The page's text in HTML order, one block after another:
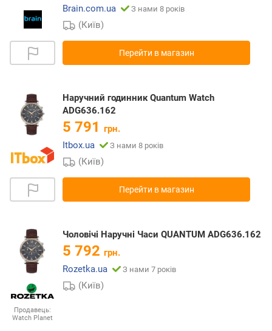
Brain.com.ua
З нами 8 років
(Київ)
Перейти в магазин
Наручний годинник Quantum Watch
ADG636.162
5 791 грн.
Itbox.ua
З нами 8 років
(Київ)
Перейти в магазин
Продавець:
Watch Planet
Чоловічі Наручні Часи QUANTUM ADG636.162
5 792 грн.
Rozetka.ua
З нами 7 років
(Київ)